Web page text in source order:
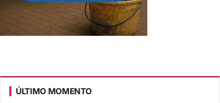
ÚLTIMO MOMENTO